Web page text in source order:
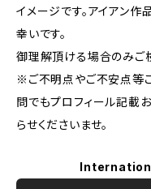
イメージです。アイアン
幸いです。
御理解頂ける場合のみご
※ご不明点やご不安点等
問でもプロフィール記載
らせくださいませ。